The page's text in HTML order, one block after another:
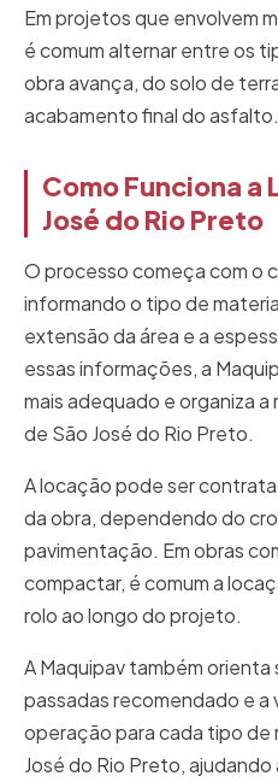
Em projetos que envolvem
é comum alternar entre os
obra avança, do solo de
acabamento final do asfalto.
Como Funciona a
José do Rio Preto
O processo começa com o
informando o tipo de
extensão da área e a
essas informações, a
mais adequado e organiza
de São José do Rio Preto.
A locação pode ser
da obra, dependendo do
pavimentação. Em obras
compactar, é comum a
rolo ao longo do projeto.
A Maquipav também orienta
passadas recomendado e a
operação para cada tipo de
José do Rio Preto,